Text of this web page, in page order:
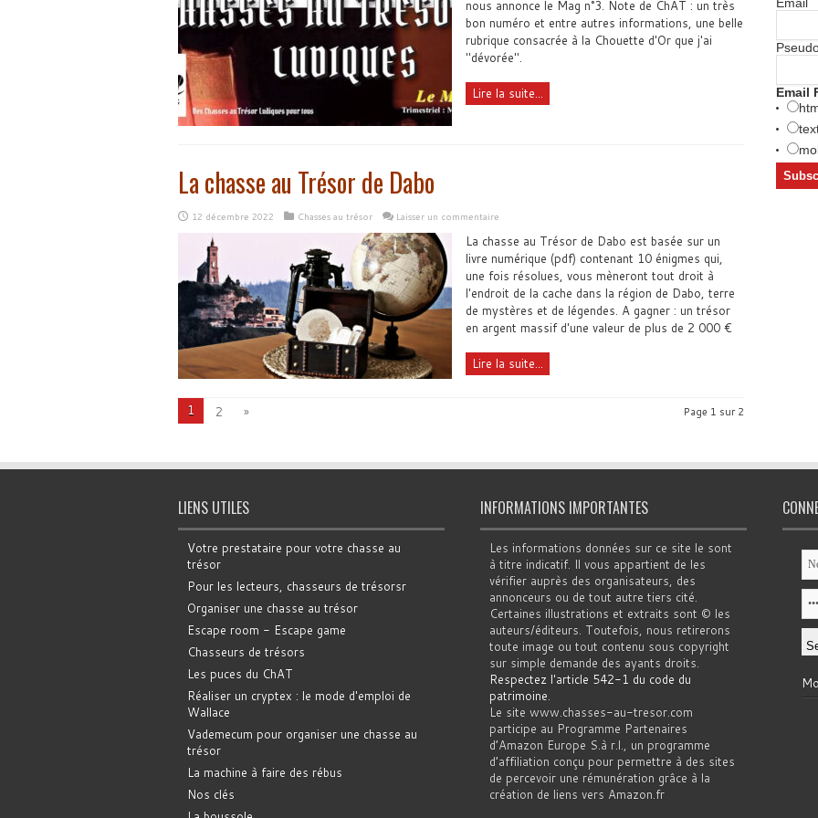
nous annonce le Mag n°3. Note de ChAT : un très
bon numéro et entre autres informations, une belle
rubrique consacrée à la Chouette d'Or que j'ai
"dévorée".
Lire la suite...
La chasse au Trésor de Dabo
12 décembre 2022 Chasses au trésor Laisser un commentaire
La chasse au Trésor de Dabo est basée sur un
livre numérique (pdf) contenant 10 énigmes qui,
une fois résolues, vous mèneront tout droit à
l'endroit de la cache dans la région de Dabo, terre
de mystères et de légendes. A gagner : un trésor
en argent massif d'une valeur de plus de 2 000 €
Lire la suite...
Page 1 sur 2
1 2 »
Email
LIENS UTILES
Votre prestataire pour votre chasse au
trésor
Pour les lecteurs, chasseurs de trésorsr
Organiser une chasse au trésor
Escape room - Escape game
Chasseurs de trésors
Les puces du ChAT
Réaliser un cryptex : le mode d'emploi de
Wallace
Vademecum pour organiser une chasse au
trésor
La machine à faire des rébus
Nos clés
INFORMATIONS IMPORTANTES
Les informations données sur ce site le sont
à titre indicatif. Il vous appartient de les
vérifier auprès des organisateurs, des
annonceurs ou de tout autre tiers cité.
Certaines illustrations et extraits sont © les
auteurs/éditeurs. Toutefois, nous retirerons
toute image ou tout contenu sous copyright
sur simple demande des ayants droits.
Respectez l'article 542-1 du code du
patrimoine.
Le site www.chasses-au-tresor.com
participe au Programme Partenaires
d’Amazon Europe S.à r.l., un programme
d’affiliation conçu pour permettre à des sites
de percevoir une rémunération grâce à la
création de liens vers Amazon.fr